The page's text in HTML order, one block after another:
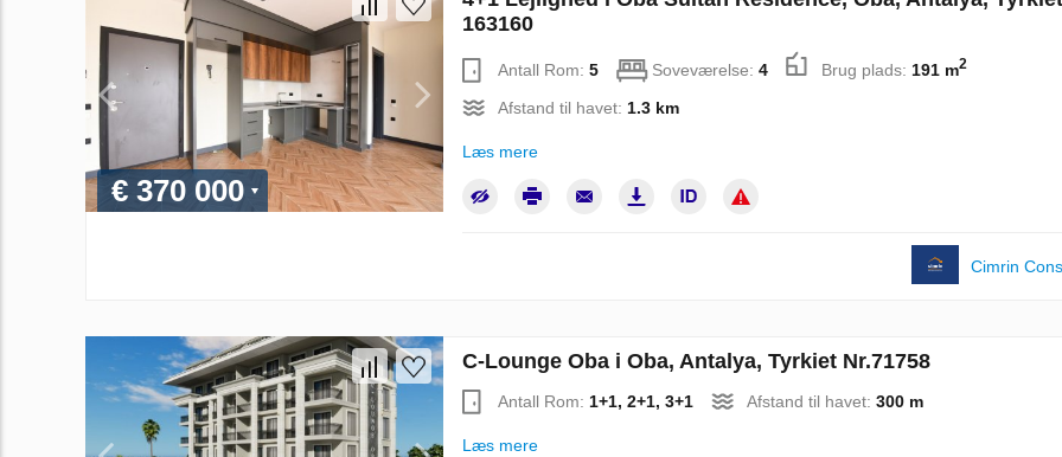
€ 370 000
163160
Antall Rom: 5 Soveværelse: 4 Brug plads: 191 m2
Afstand til havet: 1.3 km
Læs mere
Cimrin
C-Lounge Oba i Oba, Antalya, Tyrkiet Nr.71758
Antall Rom: 1+1, 2+1, 3+1 Afstand til havet: 300 m
Læs mere